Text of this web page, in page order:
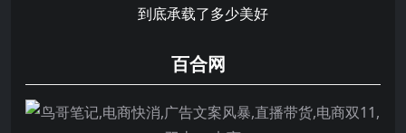
到底承载了多少美好
百合网